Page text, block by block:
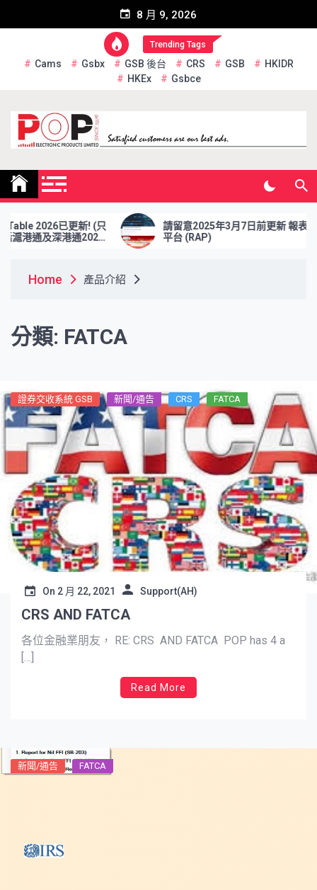
8 月 9, 2026
Trending Tags
Cams Gsbx GSB 後台 CRS GSB
HKIDR
HKEx
Gsbce
Pop Electronic Products
Limited
2026已更新! (只
通及深港通2026
請留意2025年3月7日前更新 報表檢索
平台 (RAP)
Home 產品介紹
分類: FATCA
證券交收系統 GSB 新聞/通告 CRS FATCA
On 2 月 22, 2021 Support(AH)
CRS AND FATCA
各位金融業朋友， RE: CRS AND FATCA POP has 4 a
[…]
Read More
新聞/通告 FATCA